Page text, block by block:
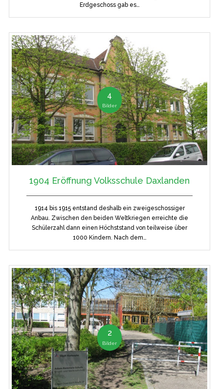
Erdgeschoss gab es…
4
Bilder
1904 Eröffnung Volksschule Daxlanden
1914 bis 1915 entstand deshalb ein zweigeschossiger
Anbau. Zwischen den beiden Weltkriegen erreichte die
Schülerzahl dann einen Höchststand von teilweise über
1000 Kindern. Nach dem…
2
Bilder